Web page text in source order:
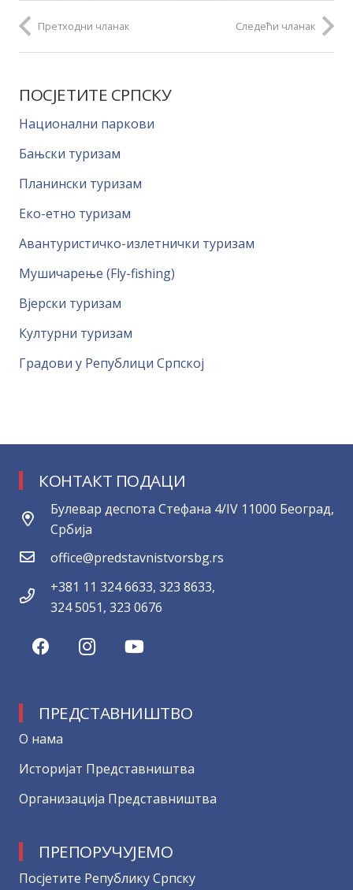
Претходни чланак Следећи чланак
ПОСЈЕТИТЕ СРПСКУ
Национални паркови
Бањски туризам
Планински туризам
Еко-етно туризам
Авантуристичко-излетнички туризам
Мушичарење (Fly-fishing)
Вјерски туризам
Културни туризам
Градови у Републици Српској
КОНТАКТ ПОДАЦИ
Булевар деспота Стефана 4/IV 11000 Београд,
Србија
office@predstavnistvorsbg.rs
+381 11 324 6633, 323 8633,
324 5051, 323 0676
ПРЕДСТАВНИШТВО
О нама
Историјат Представништва
Организација Представништва
ПРЕПОРУЧУЈЕМО
Посјетите Републику Српску